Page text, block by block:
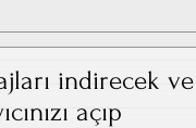
indirecek
açıp